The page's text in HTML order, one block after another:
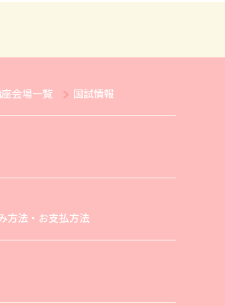
会場一覧 国試情報
方法・お支払方法